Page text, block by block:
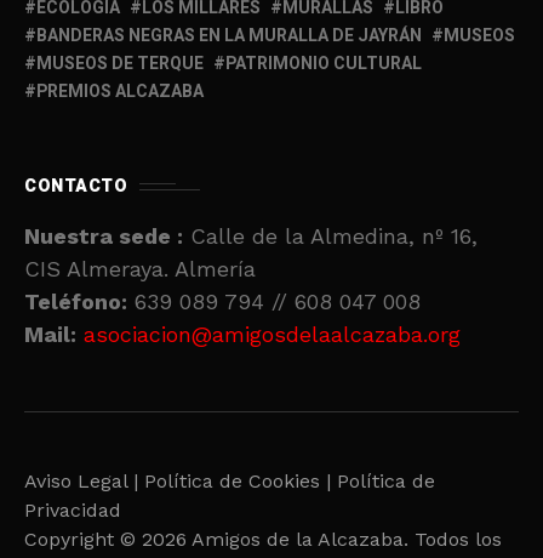
ECOLOGÍA
LOS MILLARES MURALLAS
LIBRO
BANDERAS NEGRAS EN LA MURALLA DE JAYRÁN
MUSEOS
MUSEOS DE TERQUE
PATRIMONIO CULTURAL
PREMIOS ALCAZABA
CONTACTO
Nuestra sede : Calle de la Almedina, nº 16,
CIS Almeraya. Almería
Teléfono: 639 089 794 // 608 047 008
Mail: asociacion@amigosdelaalcazaba.org
Aviso Legal | Política de Cookies | Política de
Privacidad
Copyright © 2026 Amigos de la Alcazaba. Todos los